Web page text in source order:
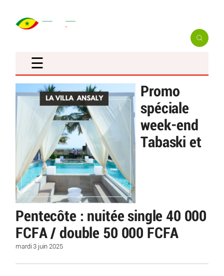
☰
Promo
spéciale
week-end
Tabaski et
Pentecôte : nuitée single 40 000
FCFA / double 50 000 FCFA
mardi 3 juin 2025